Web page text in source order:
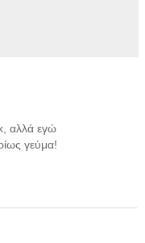
αλλά εγώ
γεύμα!